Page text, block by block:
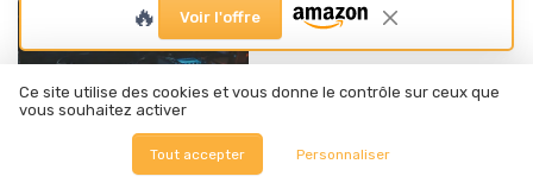
🔥 Voir l'offre
Ce site utilise des cookies et vous donne le contrôle sur ceux que
vous souhaitez activer
Tout accepter Personnaliser